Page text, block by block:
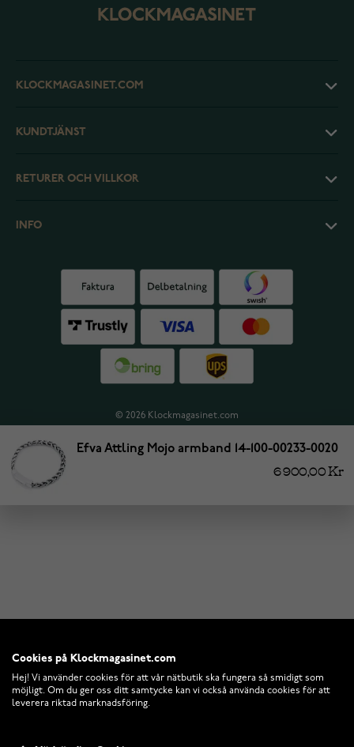
KLOCKMAGASINET.COM
KUNDTJÄNST
RETURER OCH VILLKOR
INFO
© 2026 Klockmagasinet.com
Efva Attling Mojo armband 14-100-00233-0020
6 900,00 Kr
Cookies på Klockmagasinet.com
Hej! Vi använder cookies för att vår nätbutik ska fungera så smidigt som
möjligt. Om du ger oss ditt samtycke kan vi också använda cookies för att
leverera riktad marknadsföring.